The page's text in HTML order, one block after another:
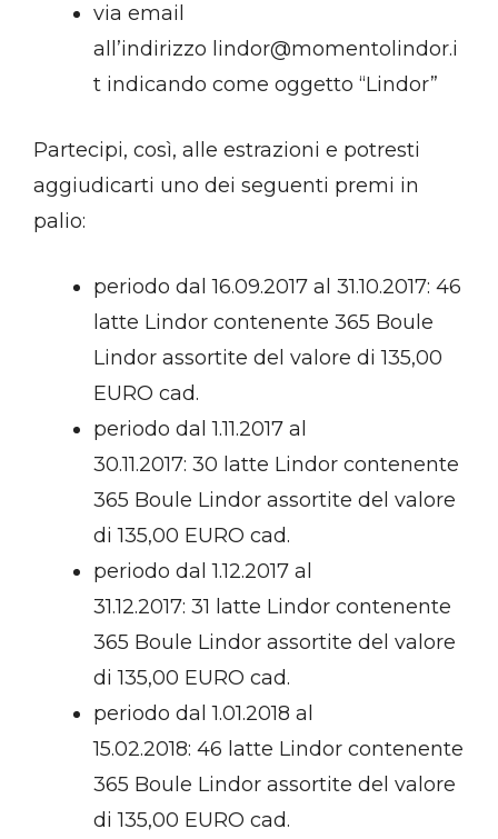
via email
all’indirizzo lindor@momentolindor.i
t indicando come oggetto “Lindor”
Partecipi, così, alle estrazioni e potresti
aggiudicarti uno dei seguenti premi in
palio:
periodo dal 16.09.2017 al 31.10.2017: 46
latte Lindor contenente 365 Boule
Lindor assortite del valore di 135,00
EURO cad.
periodo dal 1.11.2017 al
30.11.2017: 30 latte Lindor contenente
365 Boule Lindor assortite del valore
di 135,00 EURO cad.
periodo dal 1.12.2017 al
31.12.2017: 31 latte Lindor contenente
365 Boule Lindor assortite del valore
di 135,00 EURO cad.
periodo dal 1.01.2018 al
15.02.2018: 46 latte Lindor contenente
365 Boule Lindor assortite del valore
di 135,00 EURO cad.